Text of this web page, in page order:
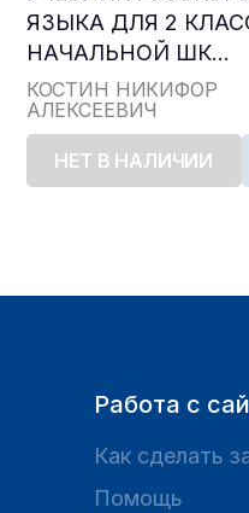
ЯЗЫКА ДЛЯ 2
НАЧАЛЬНОЙ ШК...
КОСТИН НИКИФОР
АЛЕКСЕЕВИЧ
НЕТ В НАЛИЧИИ
Работа с
Как сделать
Помощь